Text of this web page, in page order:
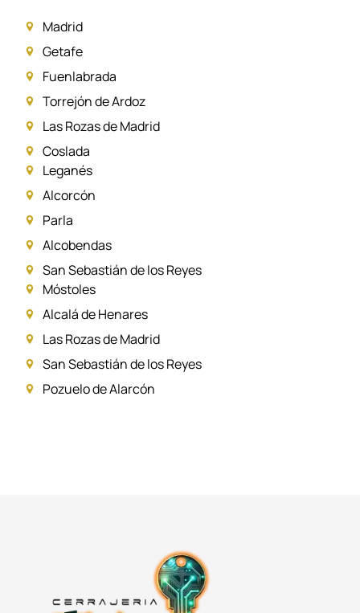
Madrid
Getafe
Fuenlabrada
Torrejón de Ardoz
Las Rozas de Madrid
Coslada
Leganés
Alcorcón
Parla
Alcobendas
San Sebastián de los Reyes
Móstoles
Alcalá de Henares
Las Rozas de Madrid
San Sebastián de los Reyes
Pozuelo de Alarcón